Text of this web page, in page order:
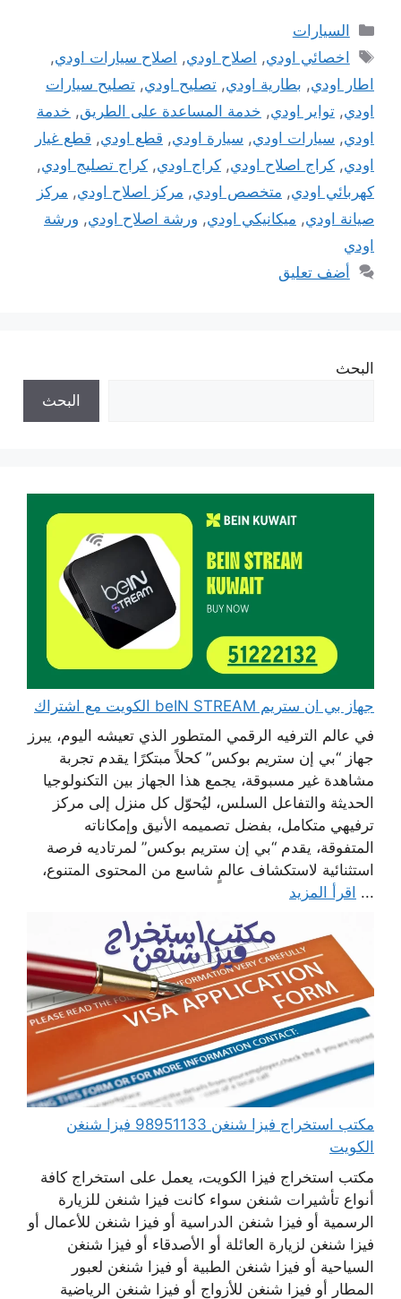
التصنيفات
السيارات
الوسوم
اخصائي اودي, اصلاح اودي, اصلاح سيارات اودي,
اطار اودي, بطارية اودي, تصليح اودي, تصليح سيارات
اودي, تواير اودي, خدمة المساعدة على الطريق, خدمة
اودي, سيارات اودي, سيارة اودي, قطع اودي, قطع غيار
اودي, كراج اصلاح اودي, كراج اودي, كراج تصليج اودي,
كهربائي اودي, متخصص اودي, مركز اصلاح اودي, مركز
صيانة اودي, ميكانيكي اودي, ورشة اصلاح اودي, ورشة
اودي
أضف تعليق
البحث
البحث
جهاز بي ان ستريم beIN STREAM الكويت مع اشتراك
في عالم الترفيه الرقمي المتطور الذي تعيشه اليوم، يبرز
جهاز “بي إن ستريم بوكس” كحلاً مبتكرًا يقدم تجربة
مشاهدة غير مسبوقة، يجمع هذا الجهاز بين التكنولوجيا
الحديثة والتفاعل السلس، ليُحوّل كل منزل إلى مركز
ترفيهي متكامل، بفضل تصميمه الأنيق وإمكاناته
المتفوقة، يقدم “بي إن ستريم بوكس” لمرتاديه فرصة
استثنائية لاستكشاف عالمٍ شاسع من المحتوى المتنوع،
... اقرأ المزيد
مكتب استخراج فيزا شنغن 98951133 فيزا شنغن
الكويت
مكتب استخراج فيزا الكويت، يعمل على استخراج كافة
أنواع تأشيرات شنغن سواء كانت فيزا شنغن للزيارة
الرسمية أو فيزا شنغن الدراسية أو فيزا شنغن للأعمال أو
فيزا شنغن لزيارة العائلة أو الأصدقاء أو فيزا شنغن
السياحية أو فيزا شنغن الطبية أو فيزا شنغن لعبور
المطار أو فيزا شنغن للأزواج أو فيزا شنغن الرياضية